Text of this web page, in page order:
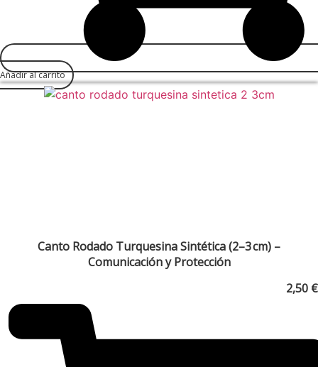
Añadir al carrito
Canto Rodado Turquesina Sintética (2–3 cm) –
Comunicación y Protección
2,50 €